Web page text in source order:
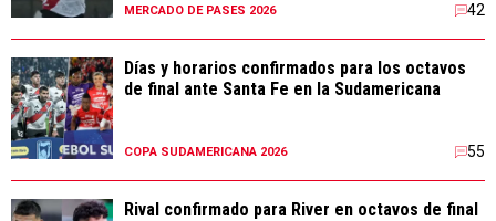
MERCADO DE PASES 2026 42
Días y horarios confirmados para los octavos
de final ante Santa Fe en la Sudamericana
COPA SUDAMERICANA 2026 55
Rival confirmado para River en octavos de final